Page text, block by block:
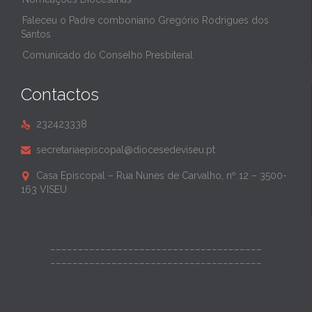
Faleceu o Padre comboniano Gregório Rodrigues dos
Santos
Comunicado do Conselho Presbiteral
Contactos
 232423338
 secretariaepiscopal@diocesedeviseu.pt

Casa Episcopal – Rua Nunes de Carvalho, nº 12 – 3500-
163 VISEU